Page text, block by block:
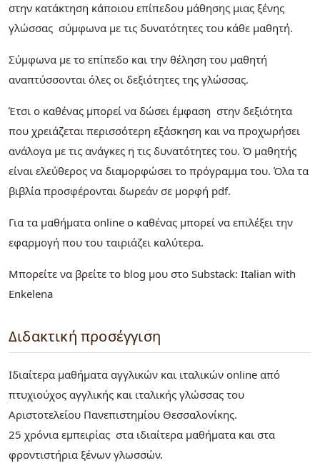
στην κατάκτηση κάποιου επίπεδου μάθησης μιας ξένης
γλώσσας σύμφωνα με τις δυνατότητες του κάθε μαθητή.
Σύμφωνα με το επίπεδο και την θέληση του μαθητή
αναπτύσσονται όλες οι δεξιότητες της γλώσσας.
Έτσι ο καθένας μπορεί να δώσει έμφαση στην δεξιότητα
που χρειάζεται περισσότερη εξάσκηση και να προχωρήσει
ανάλογα με τις ανάγκες η τις δυνατότητες του. Ό μαθητής
είναι ελεύθερος να διαμορφώσει το πρόγραμμα του. Όλα τα
βιβλία προσφέρονται δωρεάν σε μορφή pdf.
Για τα μαθήματα online ο καθένας μπορεί να επιλέξει την
εφαρμογή που του ταιριάζει καλύτερα.
Μπορείτε να βρείτε το blog μου στο Substack: Italian with
Enkelena
Διδακτική προσέγγιση
Ιδιαίτερα μαθήματα αγγλικών και ιταλικών online από
πτυχιούχος αγγλικής και ιταλικής γλώσσας του
Αριστοτελείου Πανεπιστημίου Θεσσαλονίκης.
25 χρόνια εμπειρίας στα ιδιαίτερα μαθήματα και στα
φροντιστήρια ξένων γλωσσών.